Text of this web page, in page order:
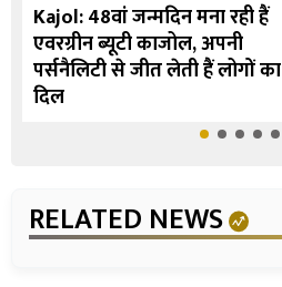
Kajol: 48वां जन्मदिन मना रही हैं
एवरग्रीन ब्यूटी काजोल, अपनी
पर्सनैलिटी से जीत लेती हैं लोगों का
दिल
RELATED NEWS